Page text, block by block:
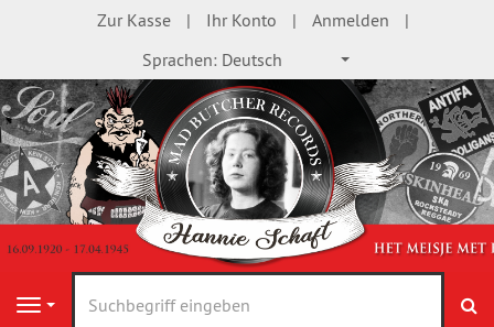
Zur Kasse Ihr Konto
Anmelden
Sprachen: Deutsch
Navigation